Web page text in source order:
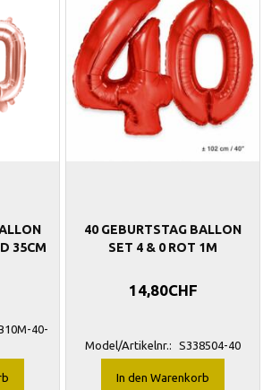
35CM
40-
40 GEBURTSTAG BALLON
SET 4 & 0 ROT 1M
14,80CHF
Model/Artikelnr.: S338504-40
In den Warenkorb